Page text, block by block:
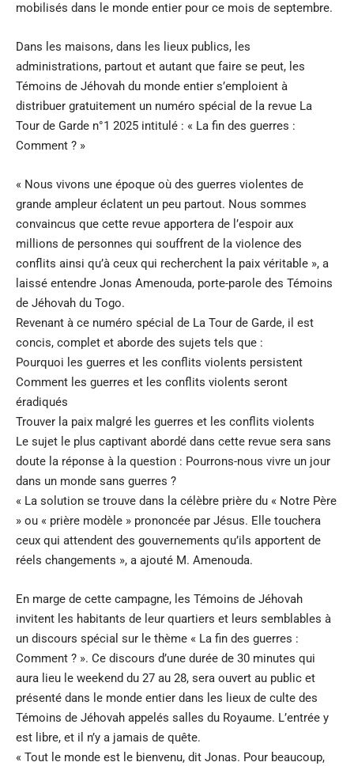
mobilisés dans le monde entier pour ce mois de septembre.
Dans les maisons, dans les lieux publics, les
administrations, partout et autant que faire se peut, les
Témoins de Jéhovah du monde entier s’emploient à
distribuer gratuitement un numéro spécial de la revue La
Tour de Garde n°1 2025 intitulé : « La fin des guerres :
Comment ? »
« Nous vivons une époque où des guerres violentes de
grande ampleur éclatent un peu partout. Nous sommes
convaincus que cette revue apportera de l’espoir aux
millions de personnes qui souffrent de la violence des
conflits ainsi qu’à ceux qui recherchent la paix véritable », a
laissé entendre Jonas Amenouda, porte-parole des Témoins
de Jéhovah du Togo.
Revenant à ce numéro spécial de La Tour de Garde, il est
concis, complet et aborde des sujets tels que :
Pourquoi les guerres et les conflits violents persistent
Comment les guerres et les conflits violents seront
éradiqués
Trouver la paix malgré les guerres et les conflits violents
Le sujet le plus captivant abordé dans cette revue sera sans
doute la réponse à la question : Pourrons-nous vivre un jour
dans un monde sans guerres ?
« La solution se trouve dans la célèbre prière du « Notre Père
» ou « prière modèle » prononcée par Jésus. Elle touchera
ceux qui attendent des gouvernements qu’ils apportent de
réels changements », a ajouté M. Amenouda.
En marge de cette campagne, les Témoins de Jéhovah
invitent les habitants de leur quartiers et leurs semblables à
un discours spécial sur le thème « La fin des guerres :
Comment ? ». Ce discours d’une durée de 30 minutes qui
aura lieu le weekend du 27 au 28, sera ouvert au public et
présenté dans le monde entier dans les lieux de culte des
Témoins de Jéhovah appelés salles du Royaume. L’entrée y
est libre, et il n’y a jamais de quête.
« Tout le monde est le bienvenu, dit Jonas. Pour beaucoup,